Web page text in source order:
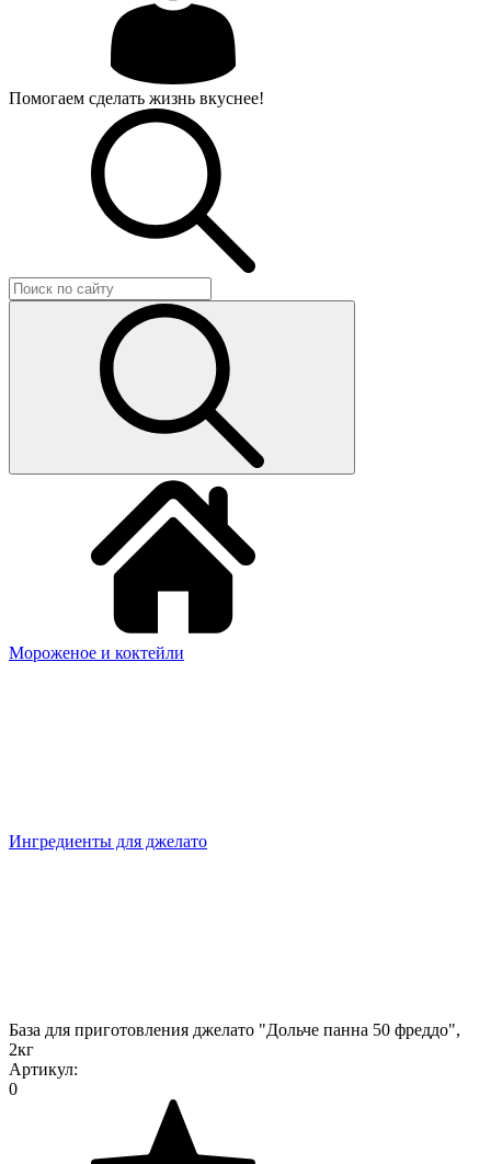
Помогаем сделать жизнь вкуснее!
Мороженое и коктейли
Ингредиенты для джелато
База для приготовления джелато "Дольче панна 50 фреддо",
2кг
Артикул:
0